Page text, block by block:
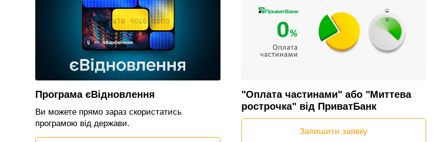
Програма єВідновлення
Ви можете прямо зараз скористатись
програмою від держави.
"Оплата частинами" або "Миттева
рострочка" від ПриватБанк
Залишити заявку